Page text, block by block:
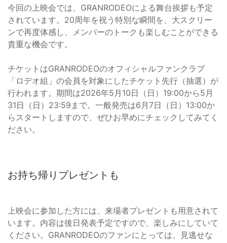
今回の上映会では、GRANRODEOによる舞台挨拶も予定
されています。20周年を祝う特別な瞬間を、大スクリー
ンで再度体感し、メンバーのトークも楽しむことができる
貴重な機会です。
チケットはGRANRODEOのオフィシャルファンクラブ
「ロデオ組」の会員を対象にしたチケット先行（抽選）が
行われます。期間は2026年5月10日（日）19:00から5月
31日（日）23:59まで。一般発売は6月7日（日）13:00か
らスタートしますので、ぜひお早めにチェックしてみてく
ださい。
お持ち帰りプレゼントも
上映会に参加した方には、来場者プレゼントも用意されて
います。内容は後日発表予定ですので、楽しみにしていて
ください。GRANRODEOのファンにとっては、見逃せな